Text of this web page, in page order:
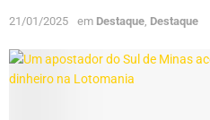
21/01/2025 em Destaque, Destaque